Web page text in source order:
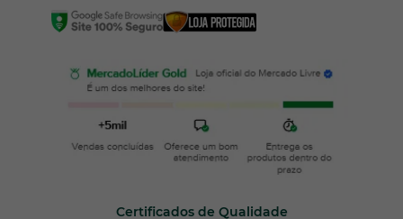
Certificados de Qualidade